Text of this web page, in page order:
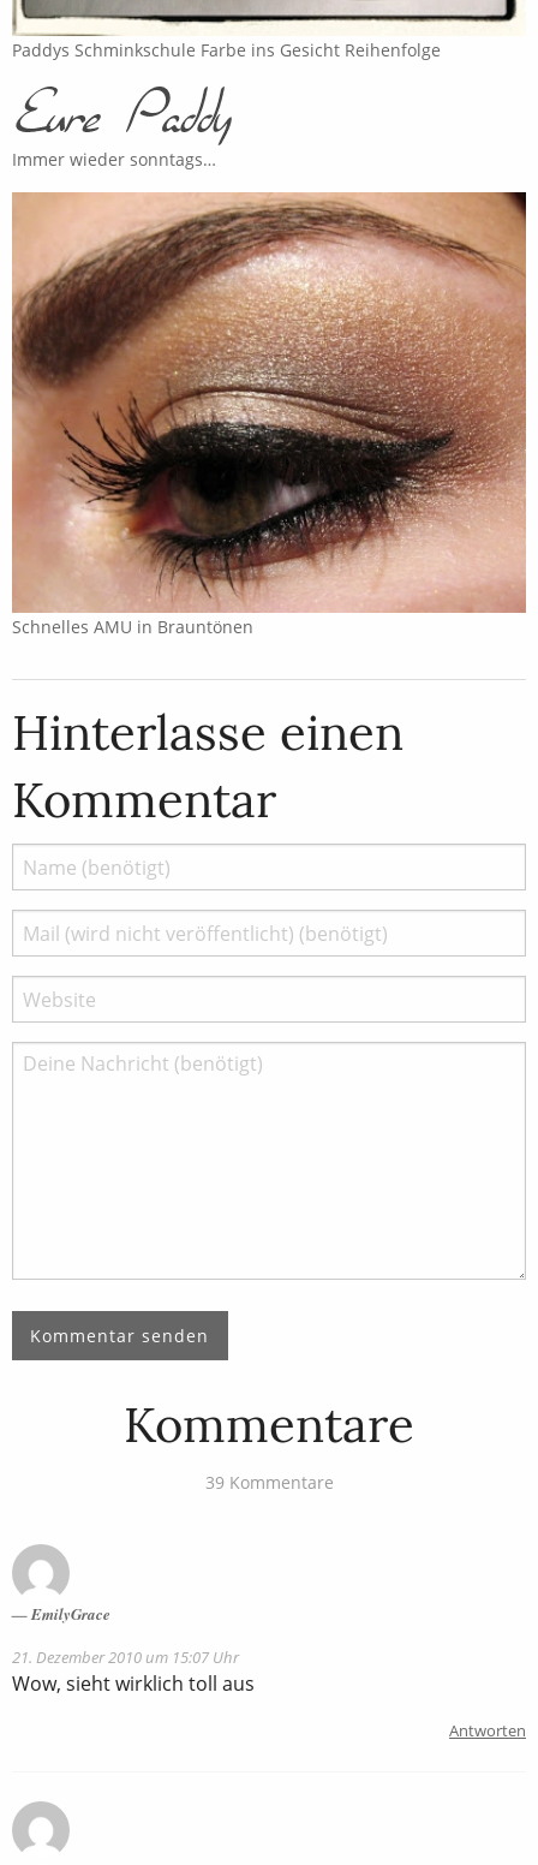
Paddys Schminkschule Farbe ins Gesicht Reihenfolge
Immer wieder sonntags…
Schnelles AMU in Brauntönen
Hinterlasse einen
Kommentar
Kommentare
39 Kommentare
EmilyGrace
21. Dezember 2010 um 15:07 Uhr
Wow, sieht wirklich toll aus
Antworten